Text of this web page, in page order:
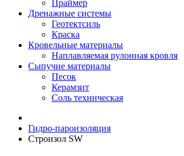
Праймер
Дренажные системы
Геотектсиль
Краска
Кровельные материалы
Наплавляемая рулонная кровля
Сыпучие материалы
Песок
Керамзит
Соль техническая
Гидро-пароизоляция
Строизол SW